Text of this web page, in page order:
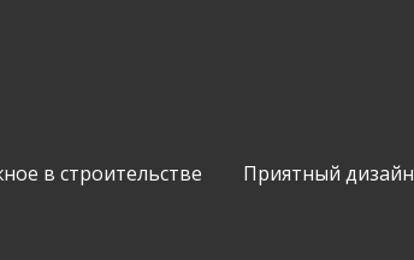
в строительстве Приятный дизайн